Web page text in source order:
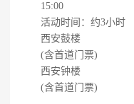
15:00
活动时间：约3小时
西安鼓楼
(含首道门票)
西安钟楼
(含首道门票)